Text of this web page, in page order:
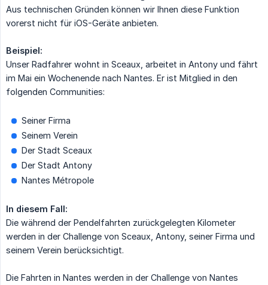
Aus technischen Gründen können wir Ihnen diese Funktion
vorerst nicht für iOS-Geräte anbieten.
Beispiel:
Unser Radfahrer wohnt in Sceaux, arbeitet in Antony und fährt
im Mai ein Wochenende nach Nantes. Er ist Mitglied in den
folgenden Communities:
Seiner Firma
Seinem Verein
Der Stadt Sceaux
Der Stadt Antony
Nantes Métropole
In diesem Fall:
Die während der Pendelfahrten zurückgelegten Kilometer
werden in der Challenge von Sceaux, Antony, seiner Firma und
seinem Verein berücksichtigt.
Die Fahrten in Nantes werden in der Challenge von Nantes